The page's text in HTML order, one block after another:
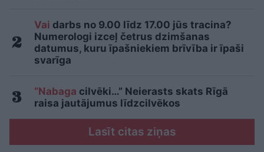
Vai darbs no 9.00 līdz 17.00 jūs tracina?
Numerologi izceļ četrus dzimšanas
datumus, kuru īpašniekiem brīvība ir īpaši
svarīga
“Nabaga cilvēki…” Neierasts skats Rīgā
raisa jautājumus līdzcilvēkos
Lasīt citas ziņas